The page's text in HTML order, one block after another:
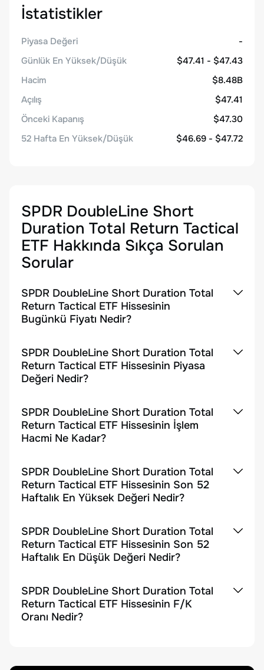
İstatistikler
Piyasa Değeri
-
Günlük En Yüksek/Düşük
$47.41 - $47.43
Hacim
$8.48B
Açılış
$47.41
Önceki Kapanış
$47.30
52 Hafta En Yüksek/Düşük
$46.69 - $47.72
SPDR DoubleLine Short
Duration Total Return Tactical
ETF Hakkında Sıkça Sorulan
Sorular
SPDR DoubleLine Short Duration Total
Return Tactical ETF Hissesinin
Bugünkü Fiyatı Nedir?
SPDR DoubleLine Short Duration Total
Return Tactical ETF Hissesinin Piyasa
Değeri Nedir?
SPDR DoubleLine Short Duration Total
Return Tactical ETF Hissesinin İşlem
Hacmi Ne Kadar?
SPDR DoubleLine Short Duration Total
Return Tactical ETF Hissesinin Son 52
Haftalık En Yüksek Değeri Nedir?
SPDR DoubleLine Short Duration Total
Return Tactical ETF Hissesinin Son 52
Haftalık En Düşük Değeri Nedir?
SPDR DoubleLine Short Duration Total
Return Tactical ETF Hissesinin F/K
Oranı Nedir?